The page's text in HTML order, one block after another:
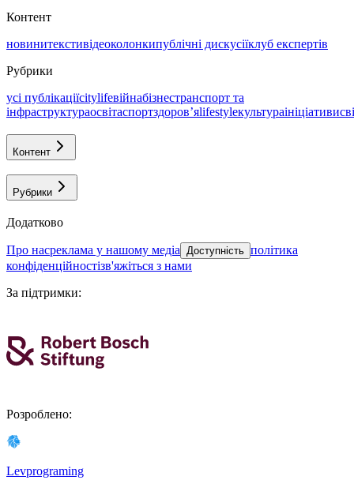
Контент
новинитекстивідеоколонкипублічні дискусіїклуб експертів
Рубрики
усі публікаціїcitylifeвійнабізнестранспорт та
інфраструктураосвітаспортздоровʼяlifestyleкультураініціативи
Контент
Рубрики
Додатково
про насреклама у нашому медіа Доступність політика
конфіденційностізв'яжіться з нами
За підтримки:
Розроблено:
Levprograming